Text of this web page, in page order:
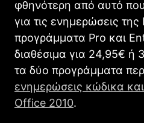
φθηνότερη από αυτό
για τις ενημερώσεις της
προγράμματα Pro και
διαθέσιμα για 24,95€ ή
τα δύο προγράμματα
ενημερώσεις κώδικα
Office 2010.